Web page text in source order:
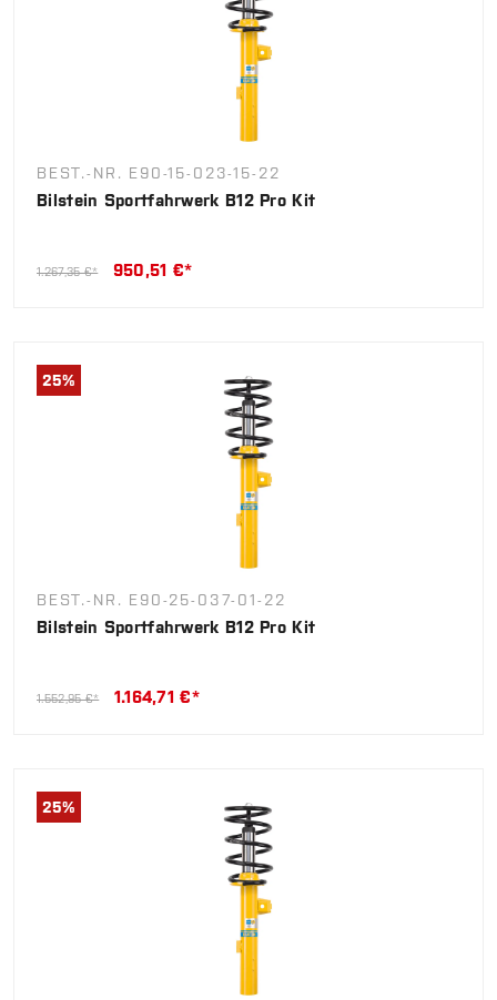
BEST.-NR. E90-15-023-15-22
Bilstein Sportfahrwerk B12 Pro Kit
1.267,35 €* 950,51 €*
25%
BEST.-NR. E90-25-037-01-22
Bilstein Sportfahrwerk B12 Pro Kit
1.552,95 €* 1.164,71 €*
25%